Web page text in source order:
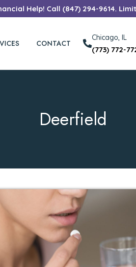
Help! Call (847) 294-9614.
CONTACT
Chicago, IL
(773) 772-
Deerfield